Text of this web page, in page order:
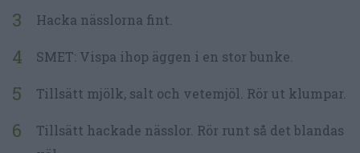
Hacka nässlorna fint.
SMET: Vispa ihop äggen i en stor bunke.
Tillsätt mjölk, salt och vetemjöl. Rör ut klumpar.
Tillsätt hackade nässlor. Rör runt så det blandas